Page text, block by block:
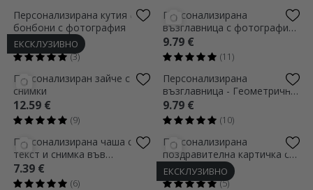
ЕКСКЛУЗИВНО
Персонализирана кутия с
бонбони с фотография
16.98 €
(3)
Персонализирана
възглавница с фотография
и сърца
9.79 €
(11)
Персонализиран зайче с 2
снимки
12.59 €
(9)
Персонализирана
възглавница - Геометрично
сърце
9.79 €
(10)
Персонализирана чаша с
текст и снимка във
формата на сърце - Promise
7.39 €
(6)
ЕКСКЛУЗИВНО
Персонализирана
поздравителна картичка с
фотографии, послание и QR
код
2.80 €
(5)